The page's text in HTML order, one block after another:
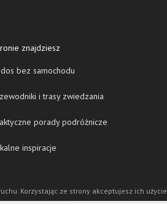
znajdziesz
bez samochodu
i trasy zwiedzania
porady podróżnicze
inspiracje
Korzystając ze strony akceptujesz ich użycie.